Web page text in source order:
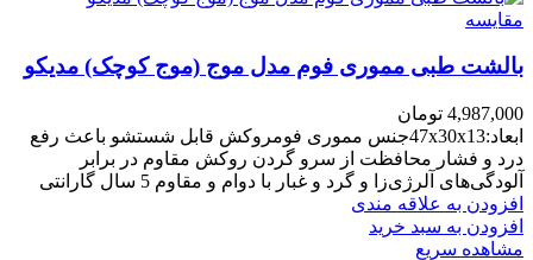
مقایسه
بالشت طبی مموری فوم مدل موج (موج کوچک) مدیکو
4,987,000 تومان
ابعاد:47x30x13جنس مموری فومروکش قابل شستشو باعث رفع
درد و فشار محافظت از سرو گردن روکش مقاوم در برابر
آلودگی‌های آلرژی‌زا و گرد و غبار با دوام و مقاوم 5 سال گارانتی
افزودن به علاقه مندی
افزودن به سبد خرید
مشاهده سریع